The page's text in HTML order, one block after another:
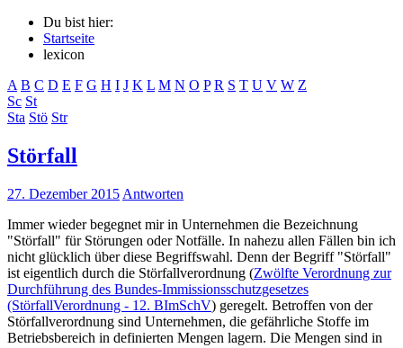
Du bist hier:
Startseite
lexicon
A B C D E F G H I J K L M N O P R S T U V W Z
Sc St
Sta Stö Str
Störfall
27. Dezember 2015 Antworten
Immer wieder begegnet mir in Unternehmen die Bezeichnung
"Störfall" für Störungen oder Notfälle. In nahezu allen Fällen bin ich
nicht glücklich über diese Begriffswahl. Denn der Begriff "Störfall"
ist eigentlich durch die Störfallverordnung (Zwölfte Verordnung zur
Durchführung des Bundes-Immissionsschutzgesetzes
(StörfallVerordnung - 12. BImSchV) geregelt. Betroffen von der
Störfallverordnung sind Unternehmen, die gefährliche Stoffe im
Betriebsbereich in definierten Mengen lagern. Die Mengen sind in